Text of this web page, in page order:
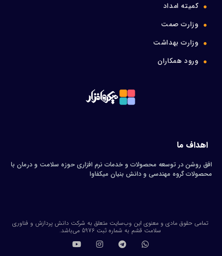
کمیته امداد
وزارت صمت
وزارت بهداشت
ورود همکاران
اهداف ما
افق روشن در توسعه محصولات و خدمات نرم افزاری حوزه سلامت و درمان با
محصولات گروه مهندسی و دانش بنیان میکفاوا
تمامی حقوق مادی و معنوی این وب‌سایت متعلق به شرکت دانش پردازش و فناوری
سلامت قشم به شماره ثبت 5976 می‌باشد.